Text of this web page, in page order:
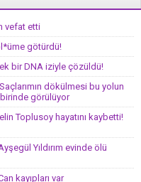
vefat etti
götürdü!
bir DNA iziyle çözüldü!
dökülmesi bu yolun
birinde görülüyor
Toplusoy hayatını kaybetti!
Yıldırım evinde ölü
kayıpları var